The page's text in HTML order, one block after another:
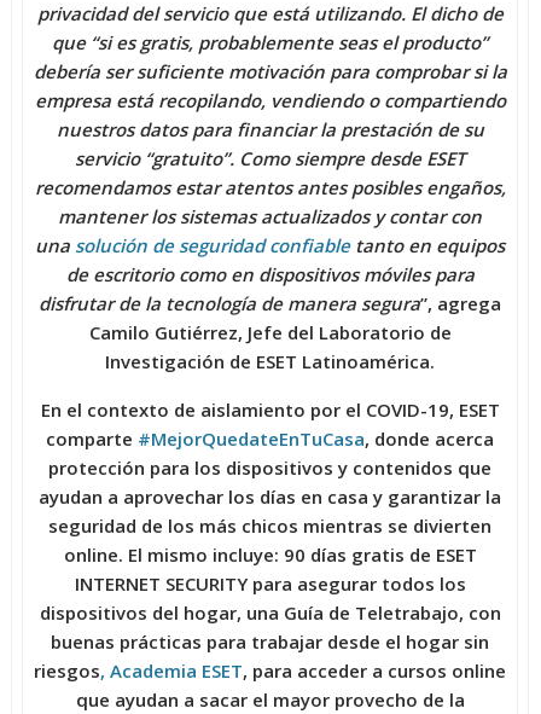
privacidad del servicio que está utilizando. El dicho de
que “si es gratis, probablemente seas el producto”
debería ser suficiente motivación para comprobar si la
empresa está recopilando, vendiendo o compartiendo
nuestros datos para financiar la prestación de su
servicio “gratuito”. Como siempre desde ESET
recomendamos estar atentos antes posibles engaños,
mantener los sistemas actualizados y contar con
una solución de seguridad confiabletanto en equipos
de escritorio como en dispositivos móviles para
disfrutar de la tecnología de manera segura”, agrega
Camilo Gutiérrez, Jefe del Laboratorio de
Investigación de ESET Latinoamérica.
En el contexto de aislamiento por el COVID-19, ESET
comparte #MejorQuedateEnTuCasa, donde acerca
protección para los dispositivos y contenidos que
ayudan a aprovechar los días en casa y garantizar la
seguridad de los más chicos mientras se divierten
online. El mismo incluye: 90 días gratis de ESET
INTERNET SECURITYpara asegurar todos los
dispositivos del hogar, una Guía de Teletrabajo, con
buenas prácticas para trabajar desde el hogar sin
riesgos,Academia ESET, para acceder a cursos online
que ayudan a sacar el mayor provecho de la